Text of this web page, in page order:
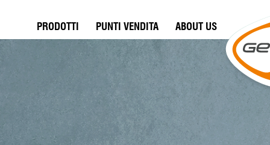
PRODOTTI PUNTI VENDITA ABOUT US